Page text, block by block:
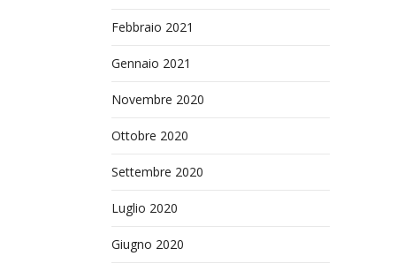
Febbraio 2021
Gennaio 2021
Novembre 2020
Ottobre 2020
Settembre 2020
Luglio 2020
Giugno 2020